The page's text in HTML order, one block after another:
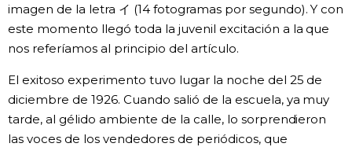
imagen de la letra イ (14 fotogramas por segundo). Y con
este momento llegó toda la juvenil excitación a la que
nos referíamos al principio del artículo.
El exitoso experimento tuvo lugar la noche del 25 de
diciembre de 1926. Cuando salió de la escuela, ya muy
tarde, al gélido ambiente de la calle, lo sorprendieron
las voces de los vendedores de periódicos, que